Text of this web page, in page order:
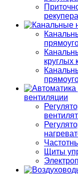
круглых
вентиляции
Щиты